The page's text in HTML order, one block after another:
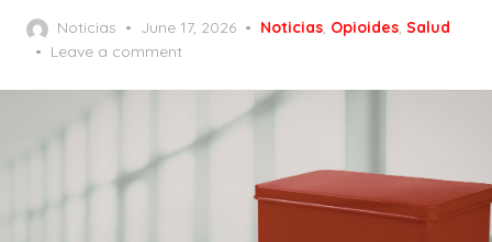
Noticias
Posted
on
June 17, 2026 Noticias, Opioides, Salud
Leave a comment